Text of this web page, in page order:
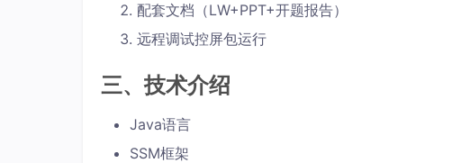
配套文档（LW+PPT+开题报告）
远程调试控屏包运行
三、技术介绍
Java语言
SSM框架